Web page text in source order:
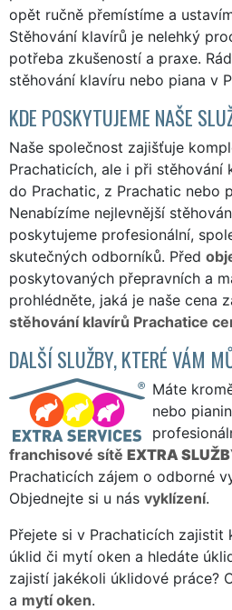
opět ručně přemístíme a
Stěhování klavírů je nelehký
potřeba zkušeností a praxe.
stěhování klavíru nebo piana v
KDE POSKYTUJEME NAŠE
Naše společnost zajišťuje
Prachaticích, ale i při stěhování
do Prachatic, z Prachatic nebo
Nenabízíme nejlevnější
poskytujeme profesionální,
skutečných odborníků. Před
poskytovaných přepravních a
prohlédněte, jaká je naše cena
stěhování klavírů Prachatice
DALŠÍ SLUŽBY, KTERÉ VÁM
Máte
nebo
franchisové sítě EXTRA
Prachaticích zájem o odborné
Objednejte si u nás vyklízení.
Přejete si v Prachaticích zajistit
úklid či mytí oken a hledáte
zajistí jakékoli úklidové práce?
a mytí oken.